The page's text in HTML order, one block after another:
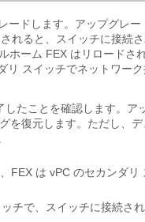
ードします。アップグレー
れると、スイッチに接続
ホーム FEX はリロードさ
リ スイッチでネットワー
たことを確認します。ア
を復元します。ただし、
FEX は vPC のセカンダリ
チで、スイッチに接続さ